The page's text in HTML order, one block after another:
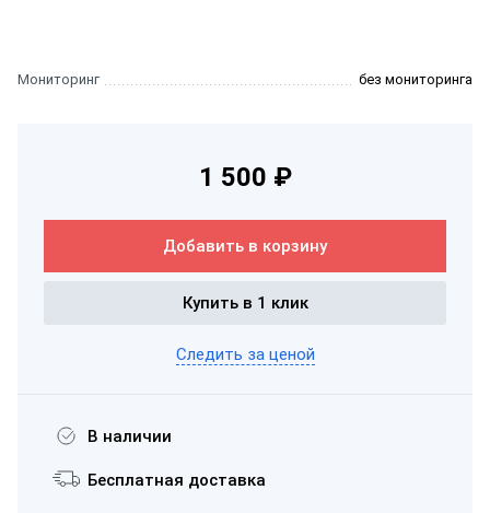
Мониторинг без мониторинга
1 500 ₽
Добавить в корзину
Купить в 1 клик
Следить за ценой
В наличии
Бесплатная доставка